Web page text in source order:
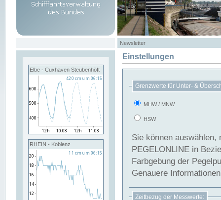
Newsletter
Elbe - Cuxhaven Steubenhöft
RHEIN - Koblenz
Einstellungen
Grenzwerte für Unter- &
MHW / MNW
HSW
Sie können
PEGELONLINE in Beziehung
Farbgebung der
Genauere
Zeitbezug der Messwerte: